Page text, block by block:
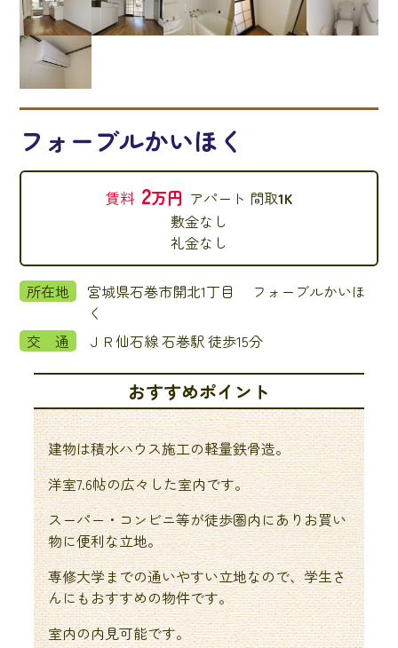
フォーブルかいほく
賃料 2万円 アパート 間取1K
敷金なし
礼金なし
所在地
く
交 通
ＪＲ仙石線 石巻駅 徒歩15分
おすすめポイント
建物は積水ハウス施工の軽量鉄骨造。
洋室7.6帖の広々した室内です。
スーパー・コンビニ等が徒歩圏内にありお買い
物に便利な立地。
専修大学までの通いやすい立地なので、学生さ
んにもおすすめの物件です。
室内の内見可能です。